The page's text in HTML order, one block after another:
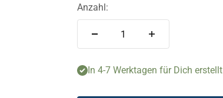
Anzahl:
In 4-7 Werktagen für Dich erstellt